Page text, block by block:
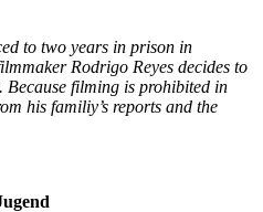
to two years in prison in
Rodrigo Reyes decides to
Because filming is prohibited in
his familiy’s reports and the